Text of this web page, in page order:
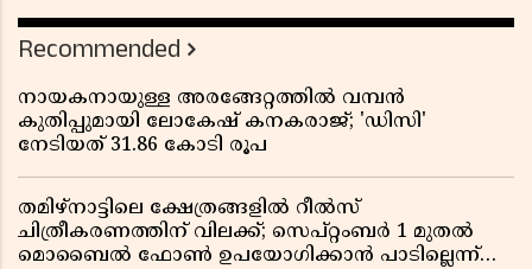
Recommended
നായകനായുള്ള അരങ്ങേറ്റത്തിൽ വമ്പൻ
കുതിപ്പുമായി ലോകേഷ് കനകരാജ്; 'ഡിസി'
നേടിയത് 31.86 കോടി രൂപ
തമിഴ്‌നാട്ടിലെ ക്ഷേത്രങ്ങളിൽ റീൽസ്
ചിത്രീകരണത്തിന് വിലക്ക്; സെപ്റ്റംബർ 1 മുതൽ
മൊബൈൽ ഫോൺ ഉപയോഗിക്കാൻ പാടില്ലെന്ന്